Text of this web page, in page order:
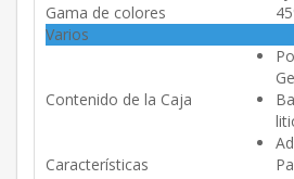
Gama de colores
Varios
Contenido de la Caja
Características